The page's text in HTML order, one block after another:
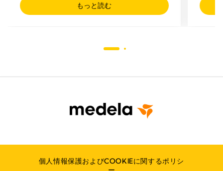
もっと読む
個人情報保護およびCOOKIEに関するポリシ